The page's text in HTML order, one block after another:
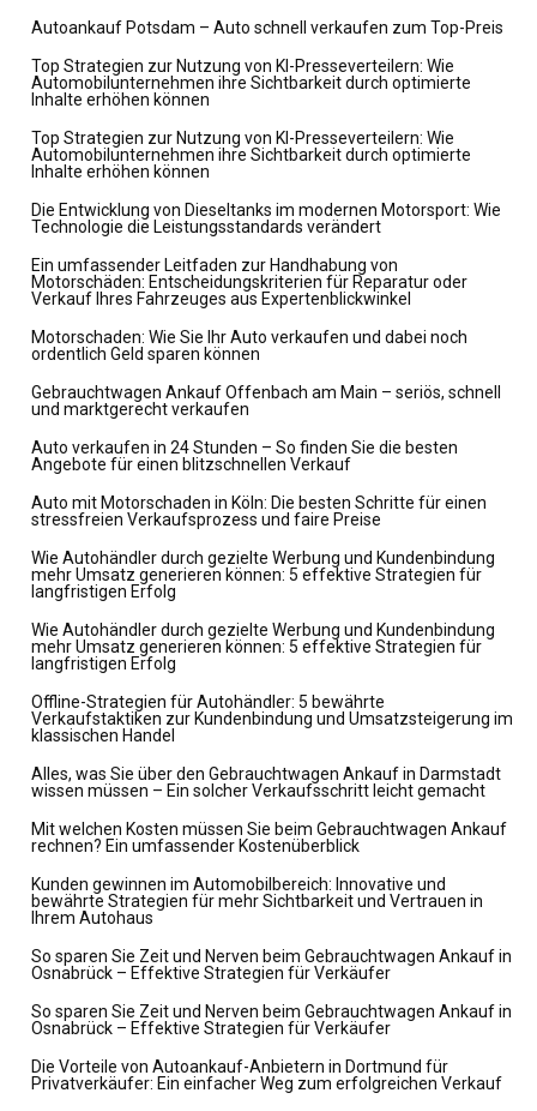
Autoankauf Potsdam – Auto schnell verkaufen zum Top-Preis
Top Strategien zur Nutzung von KI-Presseverteilern: Wie
Automobilunternehmen ihre Sichtbarkeit durch optimierte
Inhalte erhöhen können
Top Strategien zur Nutzung von KI-Presseverteilern: Wie
Automobilunternehmen ihre Sichtbarkeit durch optimierte
Inhalte erhöhen können
Die Entwicklung von Dieseltanks im modernen Motorsport: Wie
Technologie die Leistungsstandards verändert
Ein umfassender Leitfaden zur Handhabung von
Motorschäden: Entscheidungskriterien für Reparatur oder
Verkauf Ihres Fahrzeuges aus Expertenblickwinkel
Motorschaden: Wie Sie Ihr Auto verkaufen und dabei noch
ordentlich Geld sparen können
Gebrauchtwagen Ankauf Offenbach am Main – seriös, schnell
und marktgerecht verkaufen
Auto verkaufen in 24 Stunden – So finden Sie die besten
Angebote für einen blitzschnellen Verkauf
Auto mit Motorschaden in Köln: Die besten Schritte für einen
stressfreien Verkaufsprozess und faire Preise
Wie Autohändler durch gezielte Werbung und Kundenbindung
mehr Umsatz generieren können: 5 effektive Strategien für
langfristigen Erfolg
Wie Autohändler durch gezielte Werbung und Kundenbindung
mehr Umsatz generieren können: 5 effektive Strategien für
langfristigen Erfolg
Offline-Strategien für Autohändler: 5 bewährte
Verkaufstaktiken zur Kundenbindung und Umsatzsteigerung im
klassischen Handel
Alles, was Sie über den Gebrauchtwagen Ankauf in Darmstadt
wissen müssen – Ein solcher Verkaufsschritt leicht gemacht
Mit welchen Kosten müssen Sie beim Gebrauchtwagen Ankauf
rechnen? Ein umfassender Kostenüberblick
Kunden gewinnen im Automobilbereich: Innovative und
bewährte Strategien für mehr Sichtbarkeit und Vertrauen in
Ihrem Autohaus
So sparen Sie Zeit und Nerven beim Gebrauchtwagen Ankauf in
Osnabrück – Effektive Strategien für Verkäufer
So sparen Sie Zeit und Nerven beim Gebrauchtwagen Ankauf in
Osnabrück – Effektive Strategien für Verkäufer
Die Vorteile von Autoankauf-Anbietern in Dortmund für
Privatverkäufer: Ein einfacher Weg zum erfolgreichen Verkauf